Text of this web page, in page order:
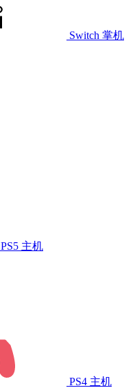
Switch 掌机
PS5 主机
PS4 主机